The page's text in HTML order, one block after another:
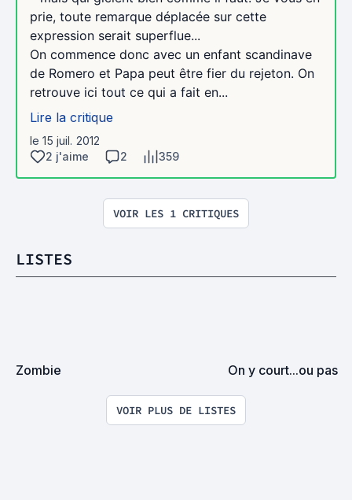
prie, toute remarque déplacée sur cette
expression serait superflue...
On commence donc avec un enfant scandinave
de Romero et Papa peut être fier du rejeton. On
retrouve ici tout ce qui a fait en...
Lire la critique
le 15 juil. 2012
2 j'aime
2 359
VOIR LES 1 CRITIQUES
LISTES
Zombie On y court...ou pas
VOIR PLUS DE LISTES